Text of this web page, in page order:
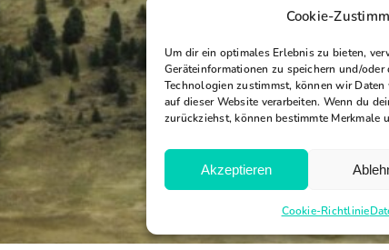
Cookie-
Um dir ein optimales Erlebnis zu bieten,
Geräteinformationen zu speichern und/
Technologien zustimmst, können wir
auf dieser Website verarbeiten. Wenn du
zurückziehst, können bestimmte Merkmale
Akzeptieren
Cookie-Richtlinie